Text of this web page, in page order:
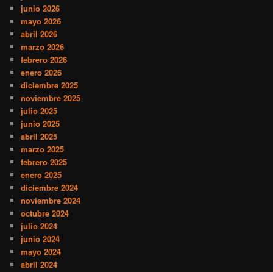
junio 2026
mayo 2026
abril 2026
marzo 2026
febrero 2026
enero 2026
diciembre 2025
noviembre 2025
julio 2025
junio 2025
abril 2025
marzo 2025
febrero 2025
enero 2025
diciembre 2024
noviembre 2024
octubre 2024
julio 2024
junio 2024
mayo 2024
abril 2024